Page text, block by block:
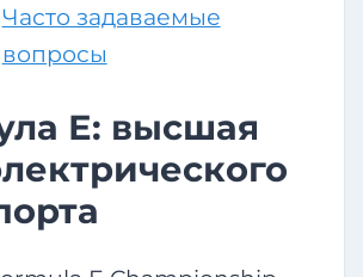
Часто задаваемые
вопросы
Е: высшая